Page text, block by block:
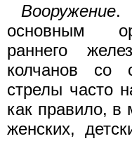
Вооружение.
основным
раннего
колчанов со
стрелы часто
как правило, в
женских,